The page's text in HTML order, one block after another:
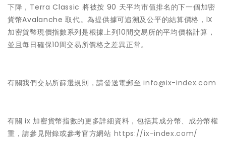
下降，Terra Classic 將被按 90 天平均市值排名的下一個加密
貨幣Avalanche 取代。為提供據可追溯及公平的結算價格，lX
加密貨幣現價指數系列是根據上列10間交易所的平均價格計算，
並且每日確保10間交易所價格之差異正常。
有關我們交易所篩選規則，請發送電郵至info@ix-index.com
有關 ix 加密貨幣指數的更多詳細資料，包括其成分幣、成分幣權
重，請參見附錄或參考官方網站 https://ix-index.com/